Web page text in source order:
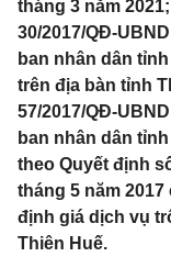
tháng 3 năm
30/2017/QĐ-
ban nhân dân
trên địa bàn tỉnh
57/2017/QĐ-
ban nhân dân
theo Quyết định
tháng 5 năm
định giá dịch vụ
Thiên Huế.